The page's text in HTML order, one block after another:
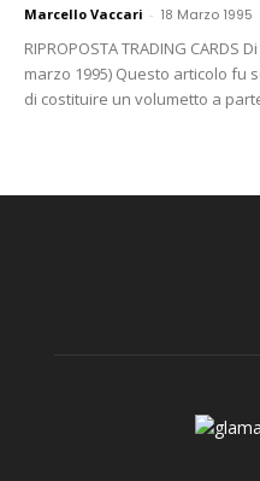
Marcello Vaccari - 18 Marzo 1995
RIPROPOSTA TRADING
marzo 1995) Questo articolo fu
di costituire un volumetto a